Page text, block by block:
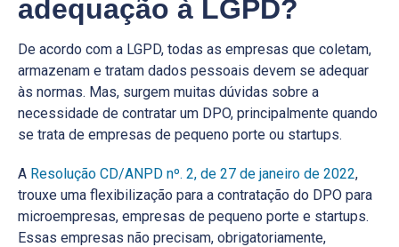
adequação à LGPD?
De acordo com a LGPD, todas as empresas que coletam,
armazenam e tratam dados pessoais devem se adequar
às normas. Mas, surgem muitas dúvidas sobre a
necessidade de contratar um DPO, principalmente quando
se trata de empresas de pequeno porte ou startups.
A Resolução CD/ANPD nº. 2, de 27 de janeiro de 2022,
trouxe uma flexibilização para a contratação do DPO para
microempresas, empresas de pequeno porte e startups.
Essas empresas não precisam, obrigatoriamente,